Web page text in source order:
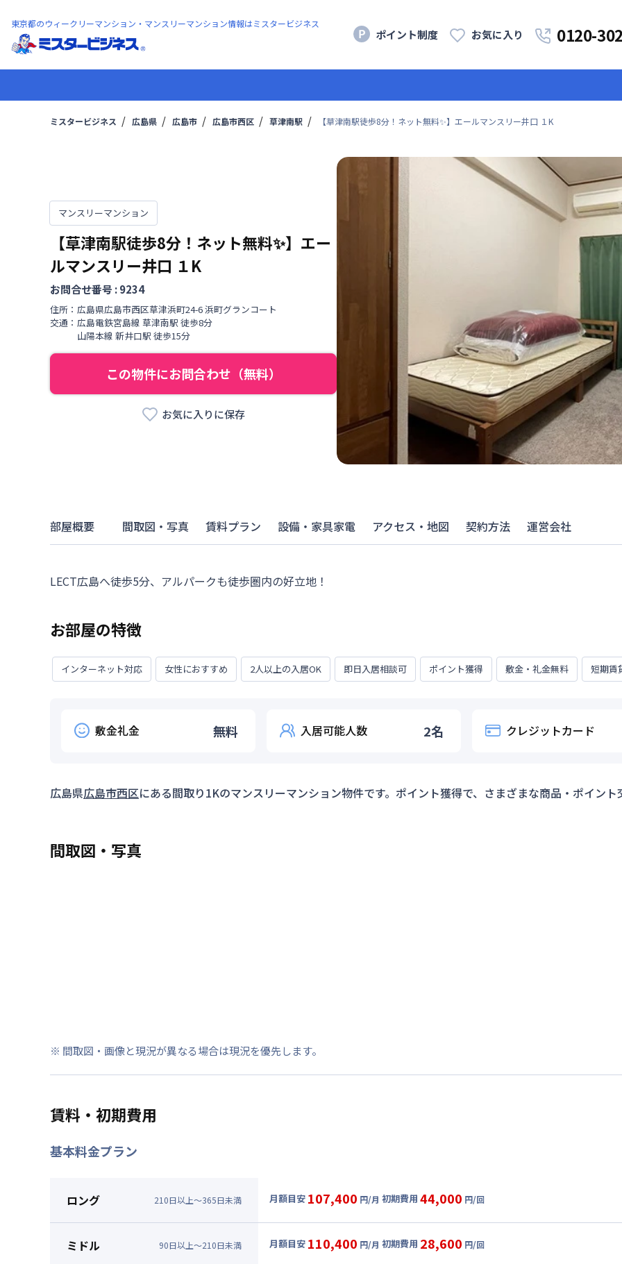
東京都のウィークリーマンション・マンスリーマンション情報はミスタービジネス
ポイント制度 お気に入り 0120-
ミスタービジネス 広島県 広島市 広島市西区 草津南駅 【草津南駅徒歩8分！ネット無料✨】エールマンスリー井口 １K
マンスリーマンション
【草津南駅徒歩8分！ネット無料✨】エー
ルマンスリー井口 １K
お問合せ番号 :9234
住所： 広島県広島市西区草津浜町24-6 浜町グランコート
交通： 広島電鉄宮島線 草津南駅 徒歩8分
山陽本線 新井口駅 徒歩15分
この物件にお問合わせ（無料）
お気に入りに保存
部屋概要 間取図・写真 賃料プラン 設備・家具家電 アクセス・地図 契約方法 運営会社
LECT広島へ徒歩5分、アルパークも徒歩圏内の好立地！
お部屋の特徴
インターネット対応 女性におすすめ 2人以上の入居OK 即日入居相談可 ポイント獲得 敷金・礼金無料 短期賃
敷金礼金 無料 入居可能人数 2名 クレジットカード
広島県広島市西区にある間取り1Kのマンスリーマンション物件です。ポイント獲得で、さまざまな商品・ポイン
間取図・写真
※ 間取図・画像と現況が異なる場合は現況を優先します。
賃料・初期費用
基本料金プラン
ロング 210日以上～365日未満 月額目安 107,400 円/月 初期費用 44,000 円/回
75,000円/月 (2,500円/日)
ミドル 90日以上～210日未満 月額目安 110,400 円/月 初期費用 28,600 円/回